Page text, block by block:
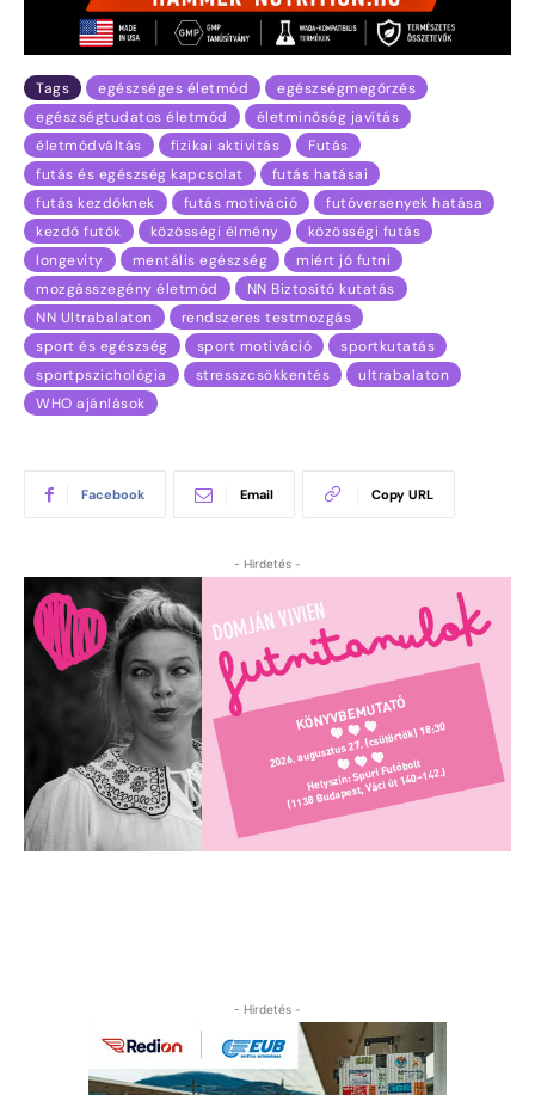
Tags egészséges életmód
egészségmegőrzés
egészségtudatos életmód
életminőség javítás
életmódváltás
fizikai aktivitás
Futás
futás és egészség kapcsolat
futás hatásai
futás kezdőknek
futás motiváció
futóversenyek hatása
kezdő futók
közösségi élmény
közösségi futás
longevity
mentális egészség
miért jó futni
mozgásszegény életmód
NN Biztosító kutatás
NN Ultrabalaton
rendszeres testmozgás
sport és egészség
sport motiváció
sportkutatás
sportpszichológia
stresszcsökkentés
ultrabalaton
WHO ajánlások
Facebook Email Copy URL
- Hirdetés -
- Hirdetés -